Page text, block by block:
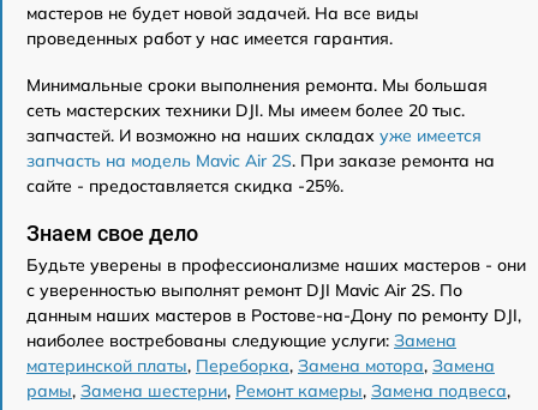
мастеров не будет новой задачей. На все виды
проведенных работ у нас имеется гарантия.
Минимальные сроки выполнения ремонта. Мы большая
сеть мастерских техники DJI. Мы имеем более 20 тыс.
запчастей. И возможно на наших складах уже имеется
запчасть на модель Mavic Air 2S. При заказе ремонта на
сайте - предоставляется скидка -25%.
Знаем свое дело
Будьте уверены в профессионализме наших мастеров - они
с уверенностью выполнят ремонт DJI Mavic Air 2S. По
данным наших мастеров в Ростове-на-Дону по ремонту DJI,
наиболее востребованы следующие услуги: Замена
материнской платы, Переборка, Замена мотора, Замена
рамы, Замена шестерни, Ремонт камеры, Замена подвеса,